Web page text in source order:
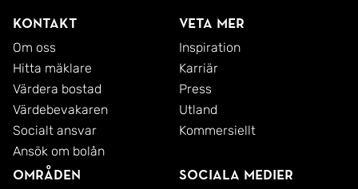
Kontakt
Om oss
Hitta mäklare
Värdera bostad
Värdebevakaren
Socialt ansvar
Ansök om bolån
Veta mer
Inspiration
Karriär
Press
Utland
Kommersiellt
Områden Sociala medier